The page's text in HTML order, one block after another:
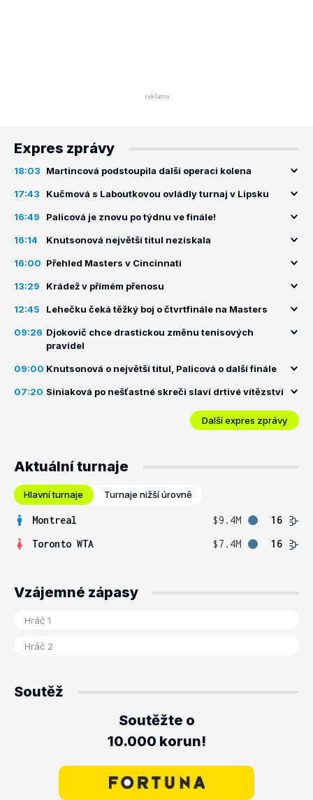
Expres zprávy
18:03 Martincová podstoupila další operaci kolena
17:43 Kučmová s Laboutkovou ovládly turnaj v Lipsku
16:49 Palicová je znovu po týdnu ve finále!
16:14 Knutsonová největší titul nezískala
16:00 Přehled Masters v Cincinnati
13:29 Krádež v přímém přenosu
12:45 Lehečku čeká těžký boj o čtvrtfinále na Masters
09:26 Djokovič chce drastickou změnu tenisových
pravidel
09:00 Knutsonová o největší titul, Palicová o další finále
07:20 Siniaková po nešťastné skreči slaví drtivé vítězství
Další expres zprávy
Aktuální turnaje
Hlavní turnaje Turnaje nižší úrovně
Montreal $9.4M
16
Toronto WTA
$7.4M 16
Vzájemné zápasy
Soutěž
Soutěžte o
10.000 korun!